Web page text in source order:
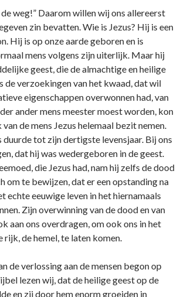
de weg!” Daarom willen wij ons allereerst
zin bevatten. Wie is Jezus? Hij is een
Hij is op onze aarde geboren en is
mens volgens zijn uiterlijk. Maar hij
geest, die de almachtige en heilige
de verzoekingen van het kwaad, dat wil
eigenschappen overwonnen had, van
ander mens meester moest worden, kon
de mens Jezus helemaal bezit nemen.
tot zijn dertigste levensjaar. Bij ons
dat hij was wedergeboren in de geest.
die Jezus had, nam hij zelfs de dood
om te bewijzen, dat er een opstanding na
echte eeuwige leven in het hiernamaals
Zijn overwinning van de dood en van
aan ons overdragen, om ook ons in het
de hemel, te laten komen.
de verlossing aan de mensen begon op
lezen wij, dat de heilige geest op de
en zij door hem enorm groeiden in